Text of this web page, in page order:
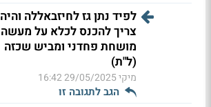
לפיד נתן גז לחיזבאללה והיה
צריך להכנס לכלא על מעשה
מושחת פחדני ומביש שכזה
(ל"ת)
מיקי29/05/2025 16:42
הגב לתגובה זו